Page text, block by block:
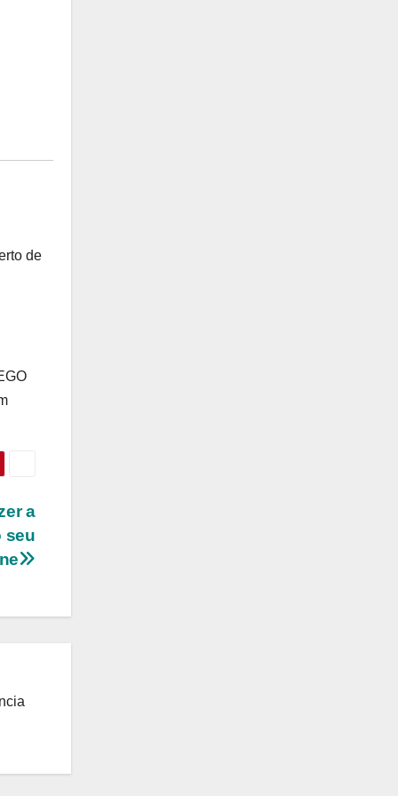
de
a
seu